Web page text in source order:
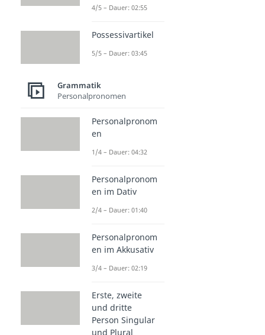
4/5 – Dauer: 02:55
Possessivartikel
5/5 – Dauer: 03:45
Grammatik
Personalpronomen
Personalpronom
en
1/4 – Dauer: 04:32
Personalpronom
en im Dativ
2/4 – Dauer: 01:40
Personalpronom
en im Akkusativ
3/4 – Dauer: 02:19
Erste, zweite
und dritte
Person Singular
und Plural